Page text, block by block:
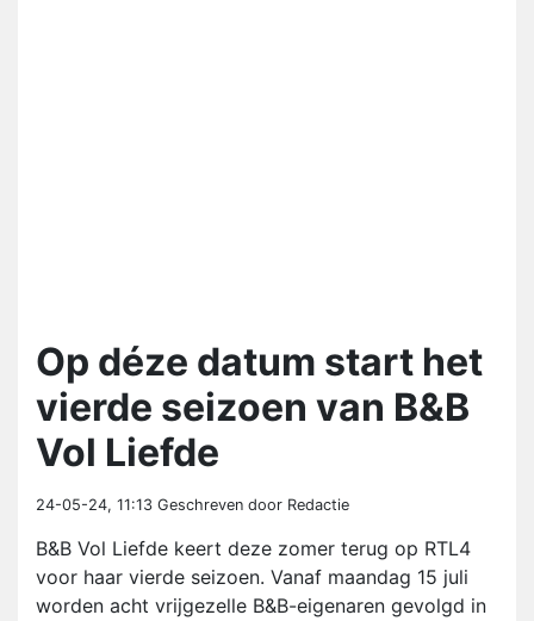
Op déze datum start het
vierde seizoen van B&B
Vol Liefde
24-05-24, 11:13 Geschreven door Redactie
B&B Vol Liefde keert deze zomer terug op RTL4
voor haar vierde seizoen. Vanaf maandag 15 juli
worden acht vrijgezelle B&B-eigenaren gevolgd in